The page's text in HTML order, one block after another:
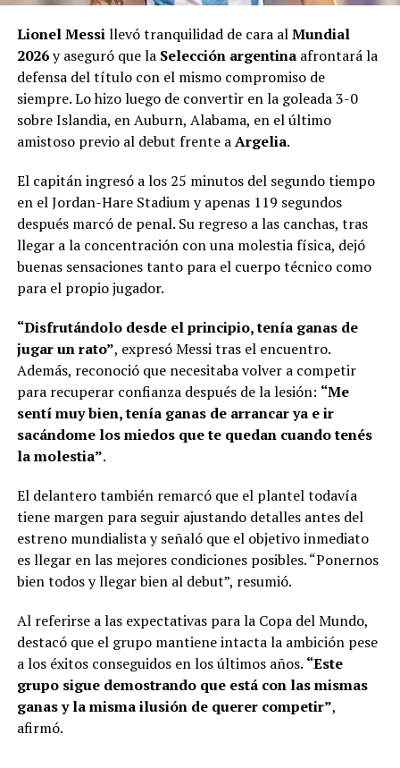
Lionel Messillevó tranquilidad de cara alMundial
2026y aseguró que la Selección argentinaafrontará la
defensa del título con el mismo compromiso de
siempre. Lo hizo luego de convertir en la goleada 3-0
sobre Islandia, en Auburn, Alabama, en el último
amistoso previo al debut frente aArgelia.
El capitán ingresó a los 25 minutos del segundo tiempo
en el Jordan-Hare Stadium y apenas 119 segundos
después marcó de penal. Su regreso a las canchas, tras
llegar a la concentración con una molestia física, dejó
buenas sensaciones tanto para el cuerpo técnico como
para el propio jugador.
“Disfrutándolo desde el principio, tenía ganas de
jugar un rato”, expresó Messi tras el encuentro.
Además, reconoció que necesitaba volver a competir
para recuperar confianza después de la lesión: “Me
sentí muy bien, tenía ganas de arrancar ya e ir
sacándome los miedos que te quedan cuando tenés
la molestia”.
El delantero también remarcó que el plantel todavía
tiene margen para seguir ajustando detalles antes del
estreno mundialista y señaló que el objetivo inmediato
es llegar en las mejores condiciones posibles. “Ponernos
bien todos y llegar bien al debut”, resumió.
Al referirse a las expectativas para la Copa del Mundo,
destacó que el grupo mantiene intacta la ambición pese
a los éxitos conseguidos en los últimos años. “Este
grupo sigue demostrando que está con las mismas
ganas y la misma ilusión de querer competir”,
afirmó.